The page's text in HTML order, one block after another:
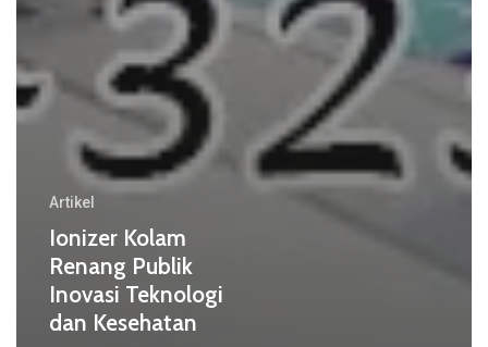
Artikel
Ionizer Kolam
Renang Publik
Inovasi Teknologi
dan Kesehatan